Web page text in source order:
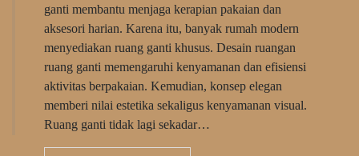
ganti membantu menjaga kerapian pakaian dan
aksesori harian. Karena itu, banyak rumah modern
menyediakan ruang ganti khusus. Desain ruangan
ruang ganti memengaruhi kenyamanan dan efisiensi
aktivitas berpakaian. Kemudian, konsep elegan
memberi nilai estetika sekaligus kenyamanan visual.
Ruang ganti tidak lagi sekadar…